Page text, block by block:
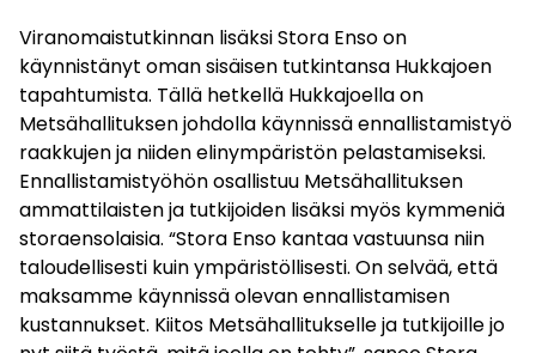
Viranomaistutkinnan lisäksi Stora Enso on
käynnistänyt oman sisäisen tutkintansa Hukkajoen
tapahtumista. Tällä hetkellä Hukkajoella on
Metsähallituksen johdolla käynnissä ennallistamistyö
raakkujen ja niiden elinympäristön pelastamiseksi.
Ennallistamistyöhön osallistuu Metsähallituksen
ammattilaisten ja tutkijoiden lisäksi myös kymmeniä
storaensolaisia. “Stora Enso kantaa vastuunsa niin
taloudellisesti kuin ympäristöllisesti. On selvää, että
maksamme käynnissä olevan ennallistamisen
kustannukset. Kiitos Metsähallitukselle ja tutkijoille jo